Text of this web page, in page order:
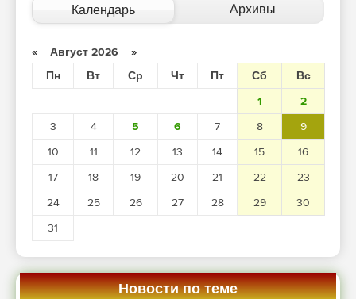
Календарь Архивы
« Август 2026 »
Пн
Вт Ср Чт Пт Сб
Вс
1
2
3
4 5 6 7 8
9
10
11 12 13 14 15
16
17
18 19 20 21 22
23
24
25 26 27 28 29
30
31
Новости по теме